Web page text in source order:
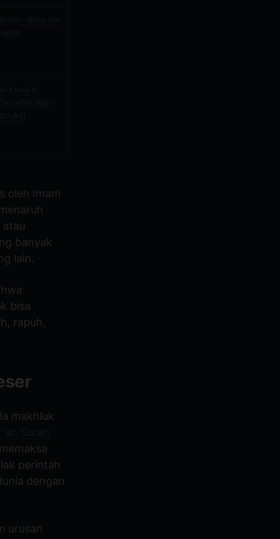
Ilal - Ibnu Abi
Hatim
Kamil fi
Dhu'afair Rijal -
Ibn Adi
oleh Imam
atau
banyak
lain.
bisa
rapuh,
makhluk
Surah
perintah
dengan
urusan